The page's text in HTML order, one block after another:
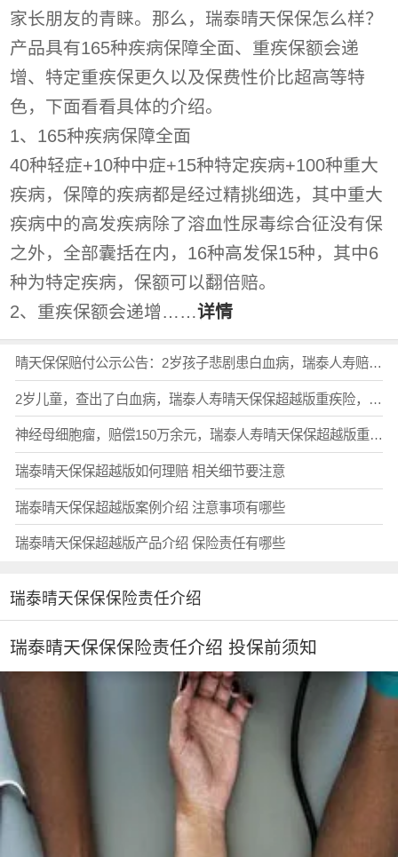
家长朋友的青睐。那么，瑞泰晴天保保怎么样？
产品具有165种疾病保障全面、重疾保额会递
增、特定重疾保更久以及保费性价比超高等特
色，下面看看具体的介绍。
1、165种疾病保障全面
40种轻症+10种中症+15种特定疾病+100种重大
疾病，保障的疾病都是经过精挑细选，其中重大
疾病中的高发疾病除了溶血性尿毒综合征没有保
之外，全部囊括在内，16种高发保15种，其中6
种为特定疾病，保额可以翻倍赔。
2、重疾保额会递增……详情
晴天保保赔付公示公告：2岁孩子悲剧患白血病，瑞泰人寿赔偿100万
2岁儿童，查出了白血病，瑞泰人寿晴天保保超越版重疾险，赔偿150万余元
神经母细胞瘤，赔偿150万余元，瑞泰人寿晴天保保超越版重疾险赔付
瑞泰晴天保保超越版如何理赔 相关细节要注意
瑞泰晴天保保超越版案例介绍 注意事项有哪些
瑞泰晴天保保超越版产品介绍 保险责任有哪些
瑞泰晴天保保保险责任介绍
瑞泰晴天保保保险责任介绍 投保前须知